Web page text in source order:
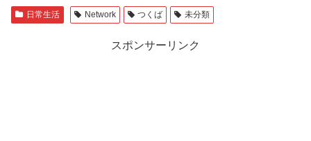
日常生活 Network つくば 未分類
スポンサーリンク